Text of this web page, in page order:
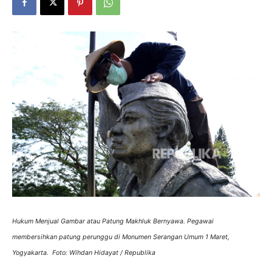
Hukum Menjual Gambar atau Patung Makhluk Bernyawa. Pegawai
membersihkan patung perunggu di Monumen Serangan Umum 1 Maret,
Yogyakarta. Foto: Wihdan Hidayat / Republika